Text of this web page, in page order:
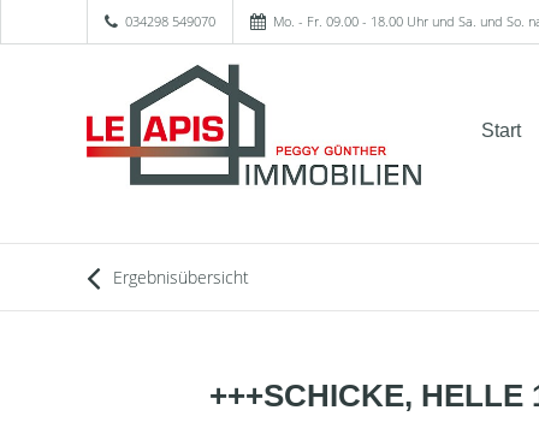
034298 549070 Mo. - Fr. 09.00 - 18.00 Uhr und Sa. und So.
Start
Ergebnisübersicht
+++SCHICKE, HELLE